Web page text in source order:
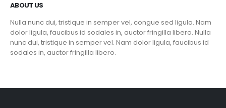
ABOUT US
Nulla nunc dui, tristique in semper vel, congue sed ligula. Nam
dolor ligula, faucibus id sodales in, auctor fringilla libero. Nulla
nunc dui, tristique in semper vel. Nam dolor ligula, faucibus id
sodales in, auctor fringilla libero.